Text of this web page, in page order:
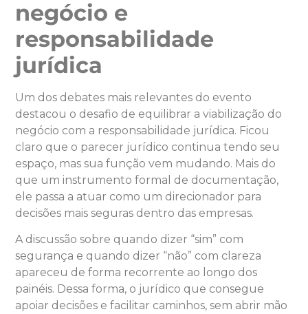
negócio e
responsabilidade
jurídica
Um dos debates mais relevantes do evento
destacou o desafio de equilibrar a viabilização do
negócio com a responsabilidade jurídica. Ficou
claro que o parecer jurídico continua tendo seu
espaço, mas sua função vem mudando. Mais do
que um instrumento formal de documentação,
ele passa a atuar como um direcionador para
decisões mais seguras dentro das empresas.
A discussão sobre quando dizer “sim” com
segurança e quando dizer “não” com clareza
apareceu de forma recorrente ao longo dos
painéis. Dessa forma, o jurídico que consegue
apoiar decisões e facilitar caminhos, sem abrir mão